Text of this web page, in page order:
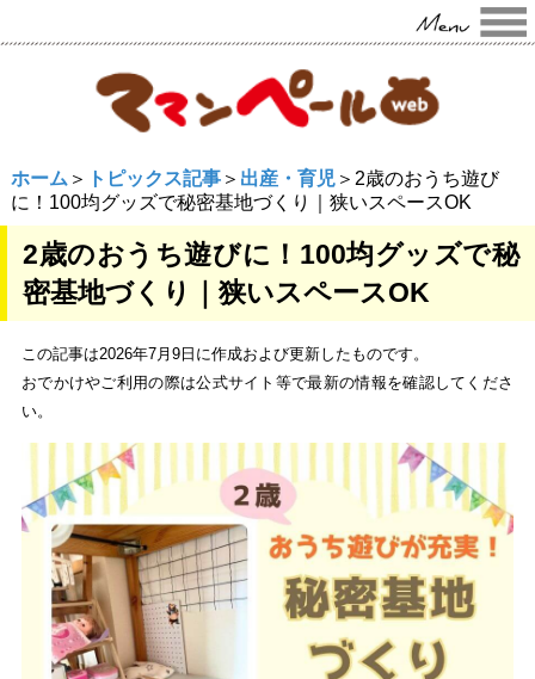
ホーム ＞ トピックス記事＞ 出産・育児＞2歳のおうち遊び
に！100均グッズで秘密基地づくり｜狭いスペースOK
2歳のおうち遊びに！100均グッズで秘
密基地づくり｜狭いスペースOK
この記事は2026年7月9日に作成および更新したものです。
おでかけやご利用の際は公式サイト等で最新の情報を確認してくださ
い。